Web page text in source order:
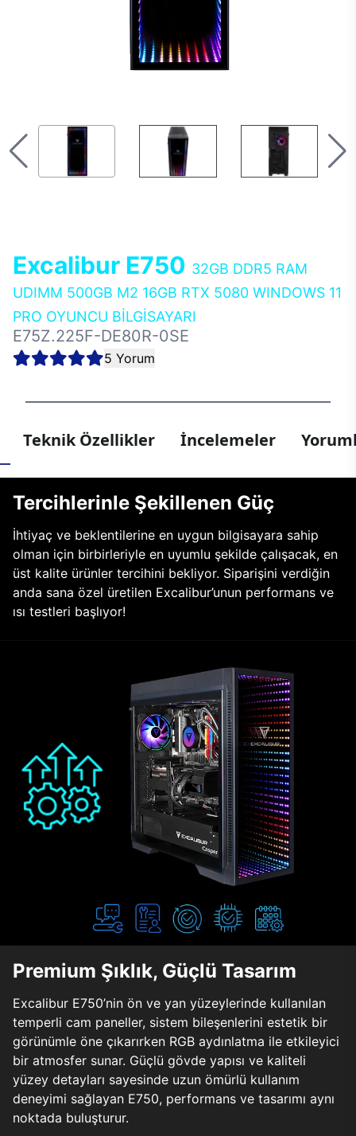
Excalibur E750 32GB DDR5 RAM
UDIMM 500GB M2 16GB RTX 5080 WINDOWS 11
PRO OYUNCU BİLGİSAYARI
E75Z.225F-DE80R-0SE
5 Yorum
Teknik Özellikler İncelemeler
Tercihlerinle Şekillenen Güç
İhtiyaç ve beklentilerine en uygun bilgisayara sahip
olman için birbirleriyle en uyumlu şekilde çalışacak, en
üst kalite ürünler tercihini bekliyor. Siparişini verdiğin
anda sana özel üretilen Excalibur’unun performans ve
ısı testleri başlıyor!
Premium Şıklık, Güçlü Tasarım
Excalibur E750’nin ön ve yan yüzeylerinde kullanılan
temperli cam paneller, sistem bileşenlerini estetik bir
görünümle öne çıkarırken RGB aydınlatma ile etkileyici
bir atmosfer sunar. Güçlü gövde yapısı ve kaliteli
yüzey detayları sayesinde uzun ömürlü kullanım
deneyimi sağlayan E750, performans ve tasarımı aynı
noktada buluşturur.